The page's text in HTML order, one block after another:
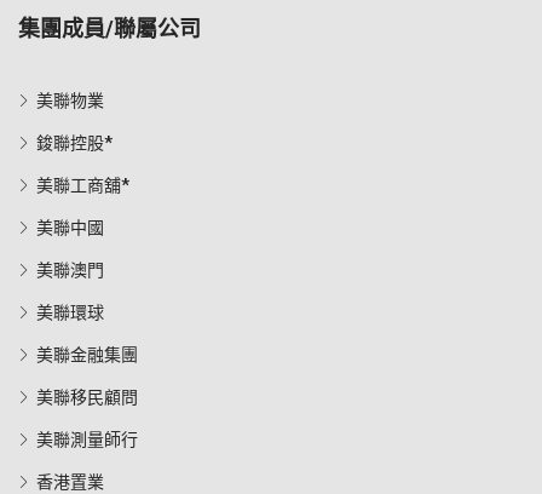
集團成員/聯屬公司
美聯物業
鋑聯控股*
美聯工商舖*
美聯中國
美聯澳門
美聯環球
美聯金融集團
美聯移民顧問
美聯測量師行
香港置業